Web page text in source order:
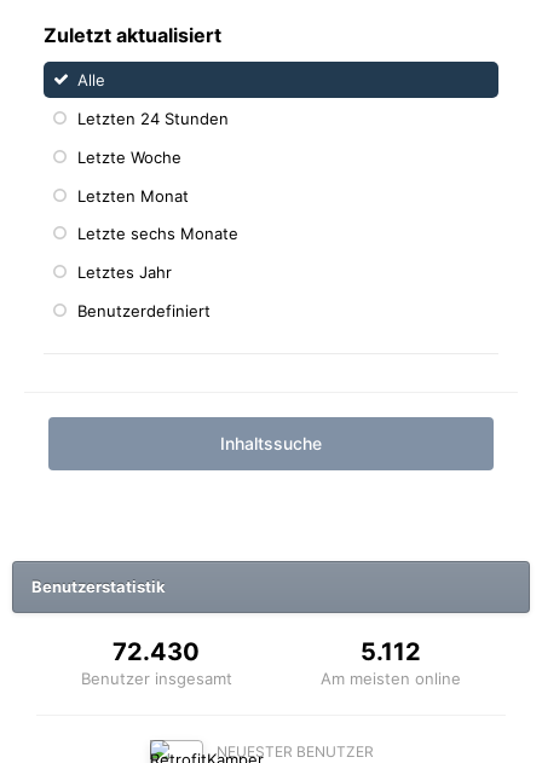
Zuletzt aktualisiert
Alle
Letzten 24 Stunden
Letzte Woche
Letzten Monat
Letzte sechs Monate
Letztes Jahr
Benutzerdefiniert
Inhaltssuche
Benutzerstatistik
72.430
Benutzer insgesamt
5.112
Am meisten online
NEUESTER BENUTZER